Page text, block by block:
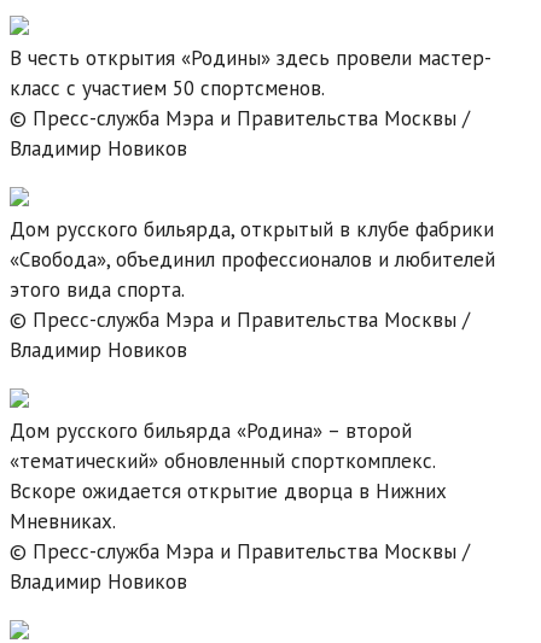
В честь открытия «Родины» здесь провели мастер-
класс с участием 50 спортсменов.
© Пресс-служба Мэра и Правительства Москвы /
Владимир Новиков
Дом русского бильярда, открытый в клубе фабрики
«Свобода», объединил профессионалов и любителей
этого вида спорта.
© Пресс-служба Мэра и Правительства Москвы /
Владимир Новиков
Дом русского бильярда «Родина» – второй
«тематический» обновленный спорткомплекс.
Вскоре ожидается открытие дворца в Нижних
Мневниках.
© Пресс-служба Мэра и Правительства Москвы /
Владимир Новиков